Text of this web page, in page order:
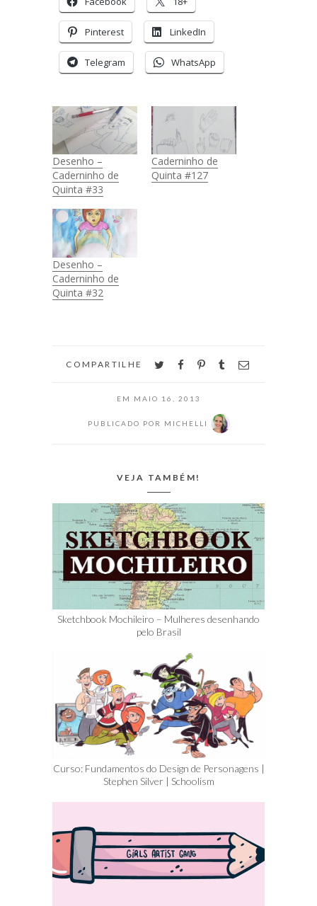
Pinterest LinkedIn
Telegram WhatsApp
Desenho –
Caderninho de
Quinta #33
Caderninho de
Quinta #127
Desenho –
Caderninho de
Quinta #32
COMPARTILHE twitterfacebookpinterest
tumblr
EM MAIO 16, 2013
PUBLICADO POR MICHELLI
VEJA TAMBÉM!
Sketchbook Mochileiro – Mulheres desenhando
pelo Brasil
Curso: Fundamentos do Design de Personagens |
Stephen Silver | Schoolism